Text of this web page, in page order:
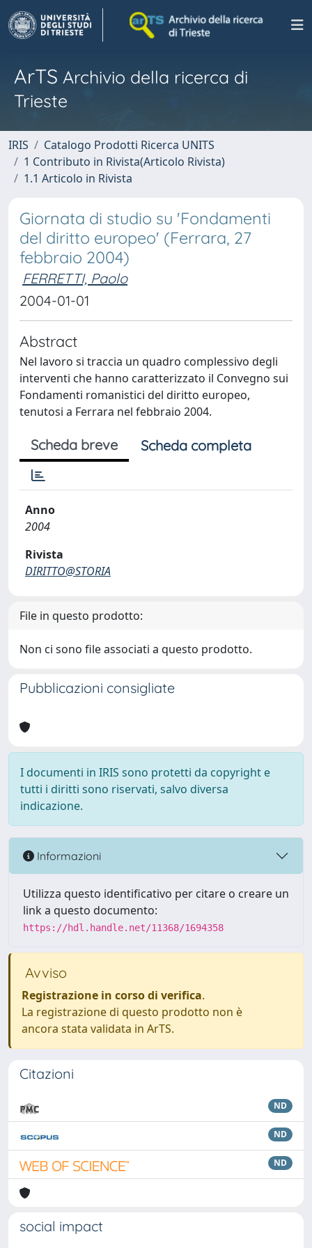
ArTS Archivio della ricerca di
Trieste
IRIS
Catalogo Prodotti Ricerca UNITS
1 Contributo in Rivista(Articolo Rivista)
1.1 Articolo in Rivista
Giornata di studio su 'Fondamenti
del diritto europeo' (Ferrara, 27
febbraio 2004)
FERRETTI, Paolo
2004-01-01
Abstract
Nel lavoro si traccia un quadro complessivo degli
interventi che hanno caratterizzato il Convegno sui
Fondamenti romanistici del diritto europeo,
tenutosi a Ferrara nel febbraio 2004.
Scheda breve Scheda completa
Anno
2004
Rivista
DIRITTO@STORIA
File in questo prodotto:
Non ci sono file associati a questo prodotto.
Pubblicazioni consigliate
I documenti in IRIS sono protetti da copyright e
tutti i diritti sono riservati, salvo diversa
indicazione.
Informazioni
Utilizza questo identificativo per citare o creare un
link a questo documento:
https://hdl.handle.net/11368/1694358
Avviso
Registrazione in corso di verifica.
La registrazione di questo prodotto non è
ancora stata validata in ArTS.
Citazioni
ND
ND
ND
social impact